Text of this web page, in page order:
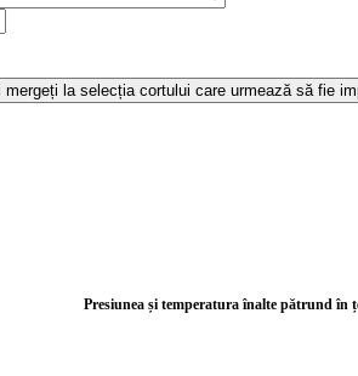
la selecția cortului care urmează să fie
Presiunea și temperatura înalte pătrund în